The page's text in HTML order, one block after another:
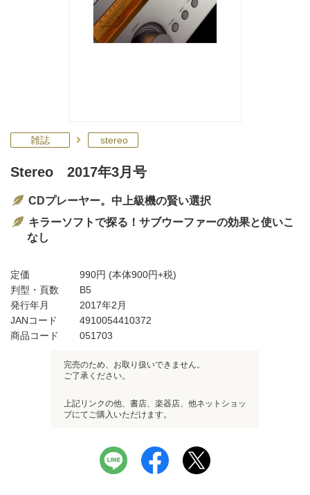
雑誌 stereo
Stereo 2017年3月号
CDプレーヤー。中上級機の賢い選択
キラーソフトで探る！サブウーファーの効果と使いこ
なし
定価 990円 (本体900円+税)
判型・頁数
B5
発行年月
2017年2月
JANコード
4910054410372
商品コード
051703
完売のため、お取り扱いできません。
ご了承ください。
上記リンクの他、書店、楽器店、他ネットショッ
プにてご購入いただけます。